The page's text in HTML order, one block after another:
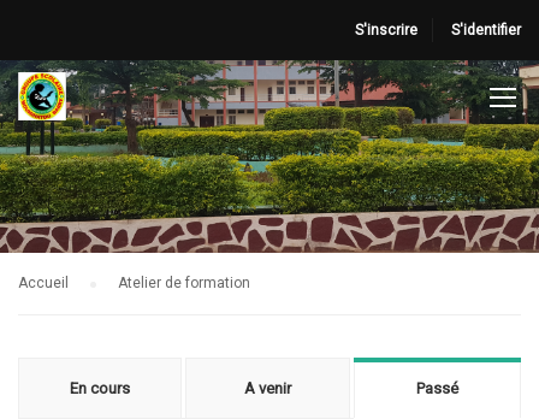
S'inscrire S'identifier
Accueil Atelier de formation
En cours A venir Passé